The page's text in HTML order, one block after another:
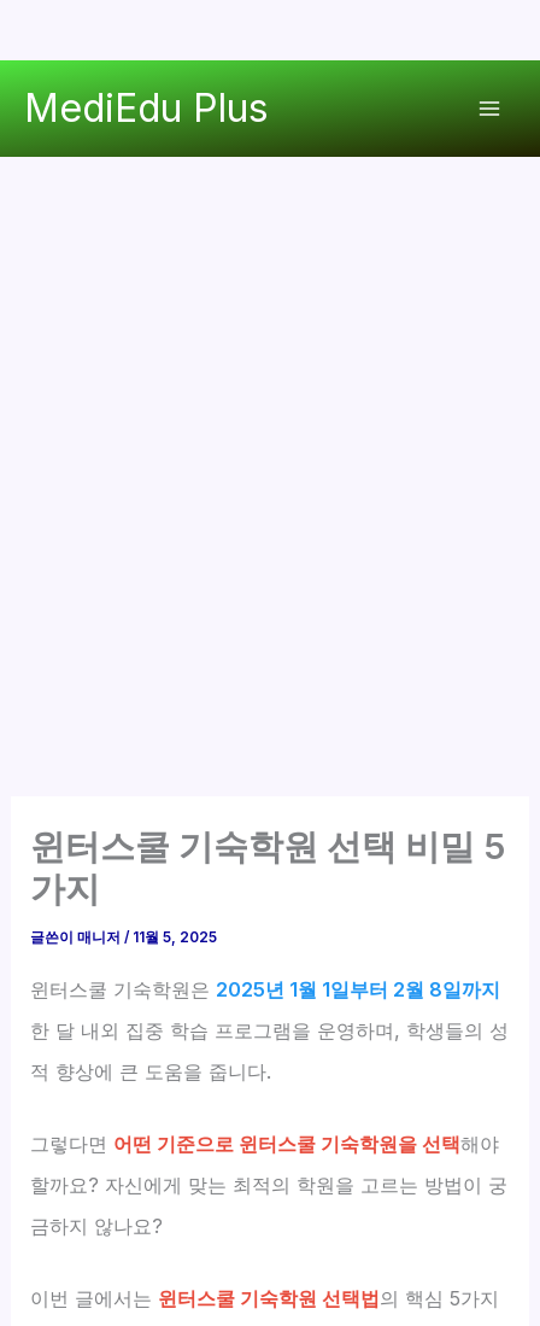
MediEdu Plus
윈터스쿨 기숙학원 선택 비밀 5
가지
글쓴이매니저/ 11월 5, 2025
윈터스쿨 기숙학원은 2025년 1월 1일부터 2월 8일까지
한 달 내외 집중 학습 프로그램을 운영하며, 학생들의 성
적 향상에 큰 도움을 줍니다.
그렇다면 어떤 기준으로 윈터스쿨 기숙학원을 선택해야
할까요? 자신에게 맞는 최적의 학원을 고르는 방법이 궁
금하지 않나요?
이번 글에서는 윈터스쿨 기숙학원 선택법의 핵심 5가지